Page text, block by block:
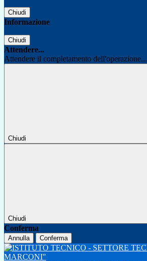
Chiudi
Informazione
Chiudi
Attendere...
Attendere il completamento dell'operazione...
Chiudi
Chiudi
Conferma
Annulla Conferma